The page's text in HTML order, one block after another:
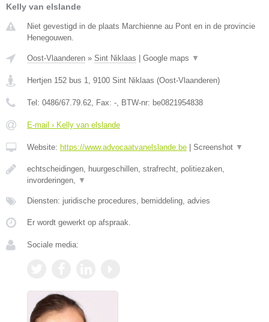
Kelly van elslande
Niet gevestigd in de plaats Marchienne au Pont en in de provincie
Henegouwen.
Oost-Vlaanderen » Sint Niklaas Google maps ▼
Hertjen 152 bus 1, 9100 Sint Niklaas (Oost-Vlaanderen)
Tel: 0486/67.79.62, Fax: -, BTW-nr: be0821954838
E-mail › Kelly van elslande
Website: https://www.advocaatvanelslande.be Screenshot ▼
echtscheidingen, huurgeschillen, strafrecht, politiezaken,
invorderingen, ▼
Diensten: juridische procedures, bemiddeling, advies
Er wordt gewerkt op afspraak.
Sociale media: